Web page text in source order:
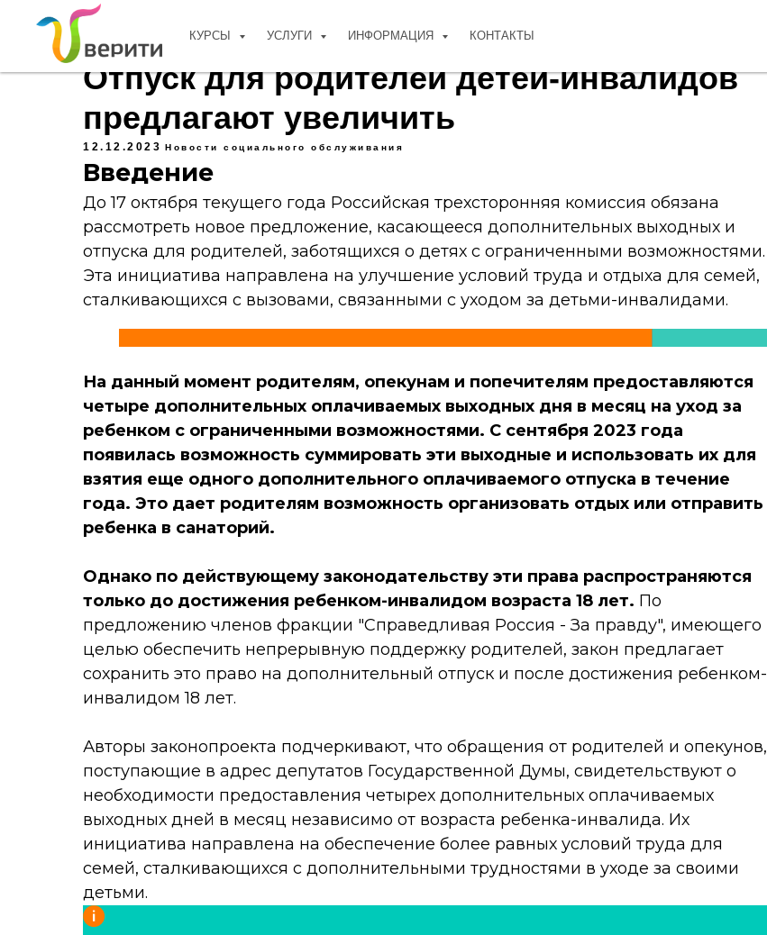
КУРСЫ УСЛУГИ ИНФОРМАЦИЯ КОНТАКТЫ
Отпуск для родителей детей-инвалидов
предлагают увеличить
12.12.2023 Новости социального обслуживания
Введение
До 17 октября текущего года Российская трехсторонняя комиссия обязана
рассмотреть новое предложение, касающееся дополнительных выходных и
отпуска для родителей, заботящихся о детях с ограниченными возможностями.
Эта инициатива направлена на улучшение условий труда и отдыха для семей,
сталкивающихся с вызовами, связанными с уходом за детьми-инвалидами.
На данный момент родителям, опекунам и попечителям предоставляются
четыре дополнительных оплачиваемых выходных дня в месяц на уход за
ребенком с ограниченными возможностями. С сентября 2023 года
появилась возможность суммировать эти выходные и использовать их для
взятия еще одного дополнительного оплачиваемого отпуска в течение
года. Это дает родителям возможность организовать отдых или отправить
ребенка в санаторий.
Однако по действующему законодательству эти права распространяются
только до достижения ребенком-инвалидом возраста 18 лет. По
предложению членов фракции "Справедливая Россия - За правду", имеющего
целью обеспечить непрерывную поддержку родителей, закон предлагает
сохранить это право на дополнительный отпуск и после достижения ребенком-
инвалидом 18 лет.
Авторы законопроекта подчеркивают, что обращения от родителей и опекунов,
поступающие в адрес депутатов Государственной Думы, свидетельствуют о
необходимости предоставления четырех дополнительных оплачиваемых
выходных дней в месяц независимо от возраста ребенка-инвалида. Их
инициатива направлена на обеспечение более равных условий труда для
семей, сталкивающихся с дополнительными трудностями в уходе за своими
детьми.